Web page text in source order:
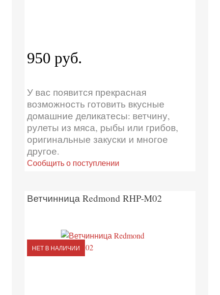
950 руб.
У вас появится прекрасная
возможность готовить вкусные
домашние деликатесы: ветчину,
рулеты из мяса, рыбы или грибов,
оригинальные закуски и многое
другое.
Сообщить о поступлении
Ветчинница Redmond RHP-M02
НЕТ В НАЛИЧИИ